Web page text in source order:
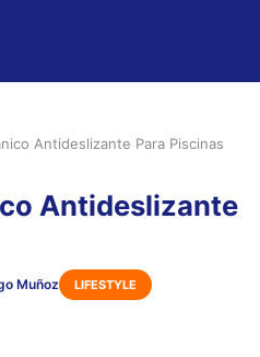
Antideslizante Para Piscinas
Antideslizante
Muñoz LIFESTYLE